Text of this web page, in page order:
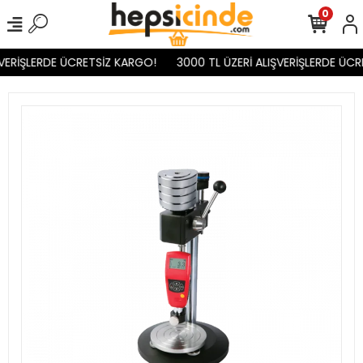
ÜCRETSİZ KARGO! 3000 TL ÜZERİ ALIŞVERİŞLERDE
0